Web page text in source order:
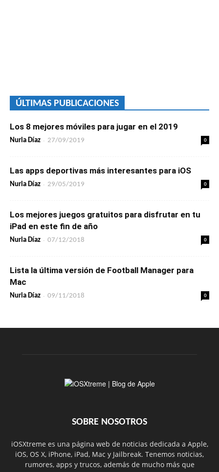
ÚLTIMAS PUBLICACIONES
Los 8 mejores móviles para jugar en el 2019
Nuria Díaz - 27/09/2019 0
Las apps deportivas más interesantes para iOS
Nuria Díaz - 29/05/2019 0
Los mejores juegos gratuitos para disfrutar en tu
iPad en este fin de año
Nuria Díaz - 07/12/2018 0
Lista la última versión de Football Manager para
Mac
Nuria Díaz - 09/11/2018 0
SOBRE NOSOTROS
iOSXtreme es una página web de noticias dedicada a Apple,
iOS, OS X, iPhone, iPad, Mac y Jailbreak. Tenemos noticias,
rumores, apps y trucos, además de mucho más que